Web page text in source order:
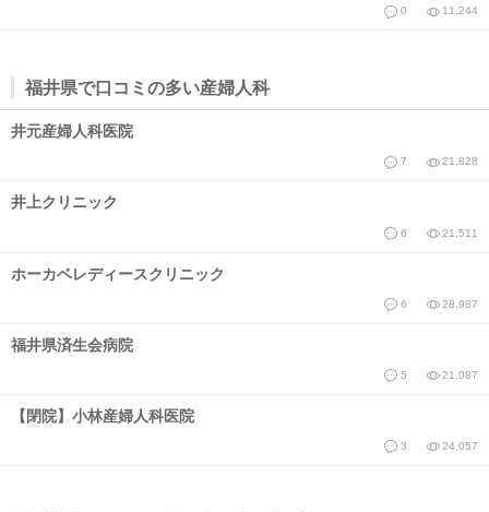
0 11,244
福井県で口コミの多い産婦人科
井元産婦人科医院
7 21,828
井上クリニック
6 21,511
ホーカベレディースクリニック
6 28,987
福井県済生会病院
5 21,087
【閉院】小林産婦人科医院
3 24,057